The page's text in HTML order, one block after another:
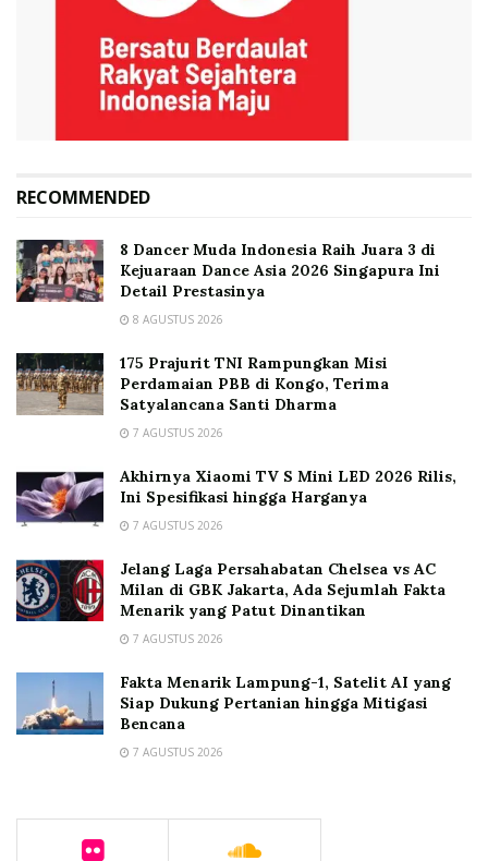
RECOMMENDED
8 Dancer Muda Indonesia Raih Juara 3 di
Kejuaraan Dance Asia 2026 Singapura Ini
Detail Prestasinya
8 AGUSTUS 2026
175 Prajurit TNI Rampungkan Misi
Perdamaian PBB di Kongo, Terima
Satyalancana Santi Dharma
7 AGUSTUS 2026
Akhirnya Xiaomi TV S Mini LED 2026 Rilis,
Ini Spesifikasi hingga Harganya
7 AGUSTUS 2026
Jelang Laga Persahabatan Chelsea vs AC
Milan di GBK Jakarta, Ada Sejumlah Fakta
Menarik yang Patut Dinantikan
7 AGUSTUS 2026
Fakta Menarik Lampung-1, Satelit AI yang
Siap Dukung Pertanian hingga Mitigasi
Bencana
7 AGUSTUS 2026